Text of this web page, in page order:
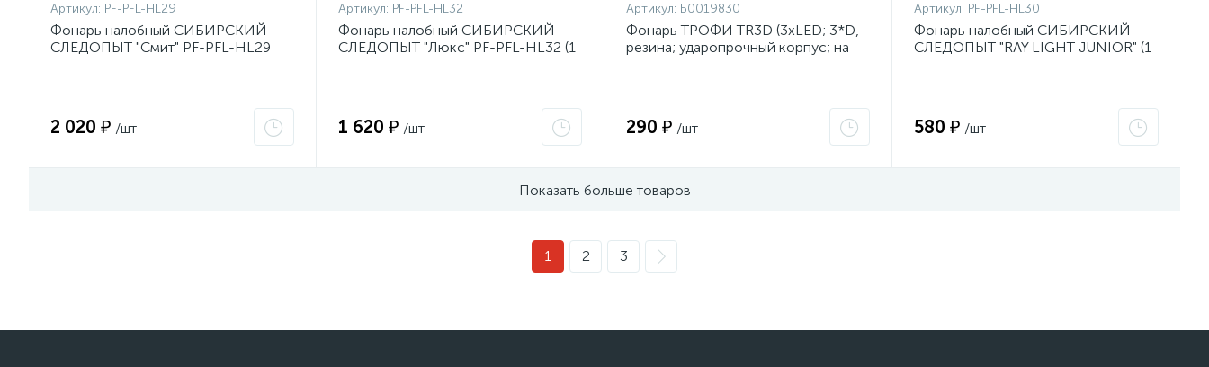
Артикул: PF-PFL-HL29
Фонарь налобный СИБИРСКИЙ
СЛЕДОПЫТ "Смит" PF-PFL-HL29
2 020 ₽ /шт
Артикул: PF-PFL-HL32
Фонарь налобный СИБИРСКИЙ
СЛЕДОПЫТ "Люкс" PF-PFL-HL32 (1
1 620 ₽ /шт
Артикул: Б0019830
Фонарь ТРОФИ TR3D (3xLED; 3*D,
резина; ударопрочный корпус; на
290 ₽ /шт
Артикул: PF-PFL-HL30
Фонарь налобный СИБИРСКИЙ
СЛЕДОПЫТ "RAY LIGHT JUNIOR" (1
580 ₽ /шт
Показать больше товаров
1 2 3